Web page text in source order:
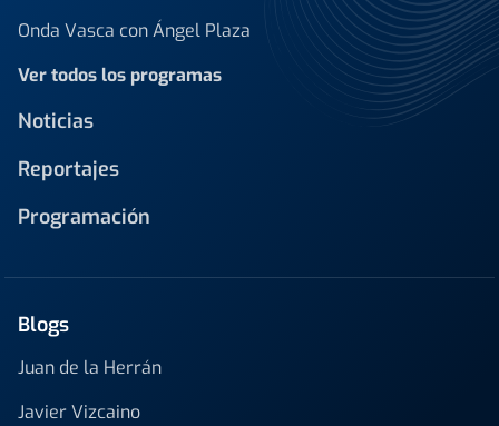
Onda Vasca con Ángel Plaza
Ver todos los programas
Noticias
Reportajes
Programación
Blogs
Juan de la Herrán
Javier Vizcaino